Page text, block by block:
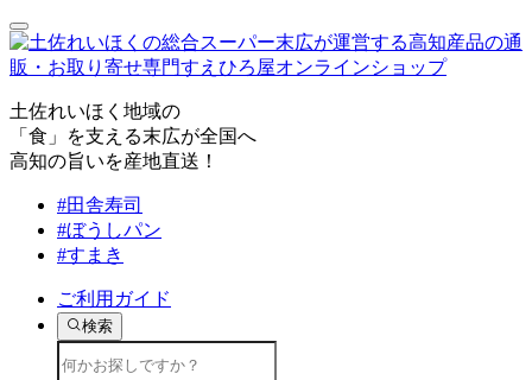
土佐れいほく地域の
「食」を支える末広が全国へ
高知の旨いを産地直送！
#田舎寿司
#ぼうしパン
#すまき
ご利用ガイド
検索